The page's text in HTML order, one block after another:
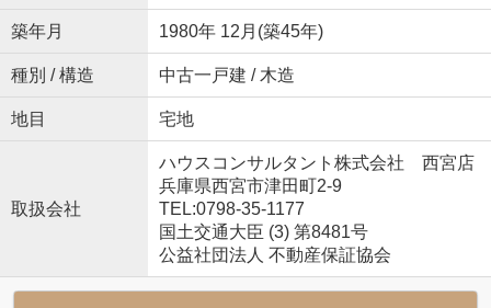
築年月 1980年 12月(築45年)
種別 / 構造 中古一戸建 / 木造
地目 宅地
取扱会社
ハウスコンサルタント株式会社 西宮店
兵庫県西宮市津田町2-9
TEL:0798-35-1177
国土交通大臣 (3) 第8481号
公益社団法人 不動産保証協会